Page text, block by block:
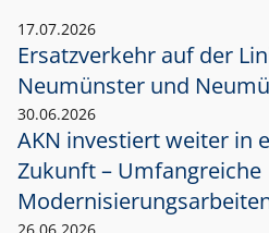
17.07.2026
Ersatzverkehr auf der
Neumünster und
30.06.2026
AKN investiert weiter in
Zukunft – Umfangreiche